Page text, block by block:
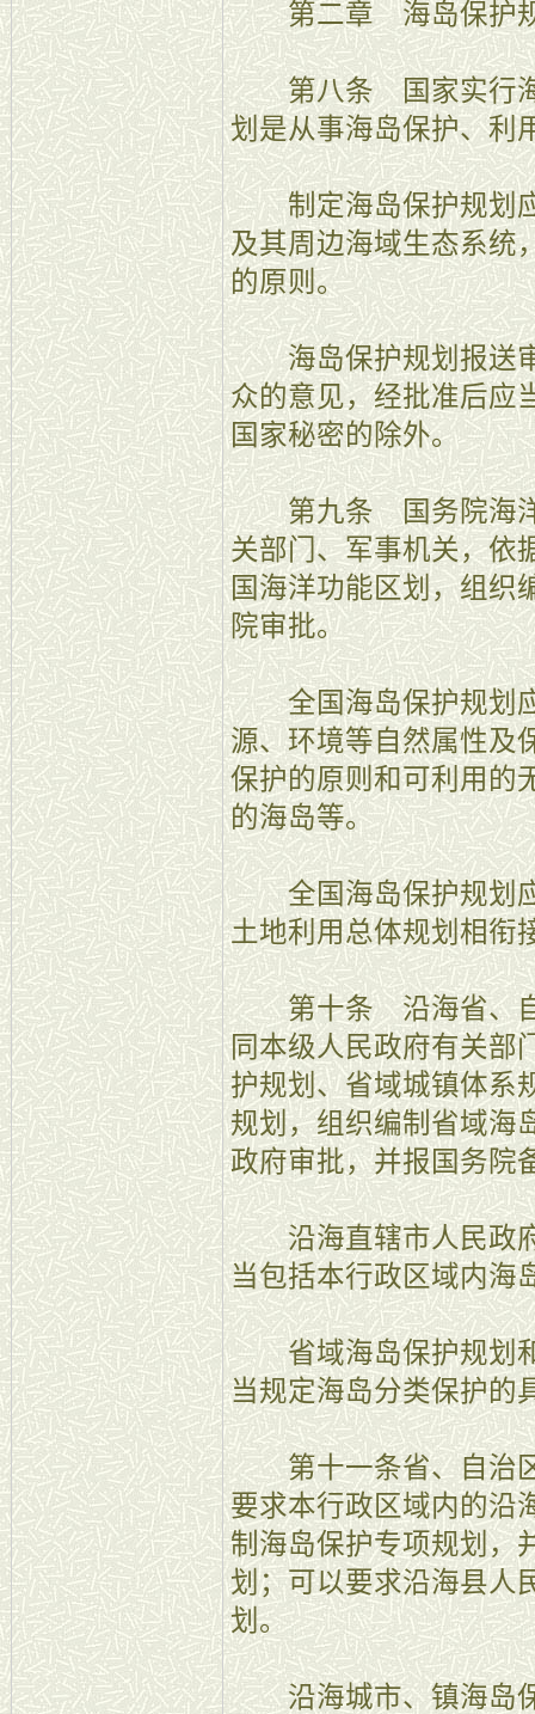
第二章 海岛保护
第八条 国家实行海
划是从事海岛保护、利
制定海岛保护规划应
及其周边海域生态系统
的原则。
海岛保护规划报送审
众的意见，经批准后应
国家秘密的除外。
第九条 国务院海洋
关部门、军事机关，依
国海洋功能区划，组织
院审批。
全国海岛保护规划应
源、环境等自然属性及
保护的原则和可利用的
的海岛等。
全国海岛保护规划应
土地利用总体规划相衔
第十条 沿海省、自
同本级人民政府有关部
护规划、省域城镇体系
规划，组织编制省域海
政府审批，并报国务院
沿海直辖市人民政府
当包括本行政区域内海
省域海岛保护规划和
当规定海岛分类保护的
第十一条省、自治区
要求本行政区域内的沿
制海岛保护专项规划，
划；可以要求沿海县人
划。
沿海城市、镇海岛保